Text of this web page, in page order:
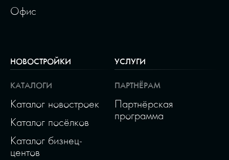
Офис
НОВОСТРОЙКИ
КАТАЛОГИ
Каталог новостроек
Каталог посёлков
Каталог бизнец-
центов
УСЛУГИ
ПАРТНЁРАМ
Партнёрская
программа